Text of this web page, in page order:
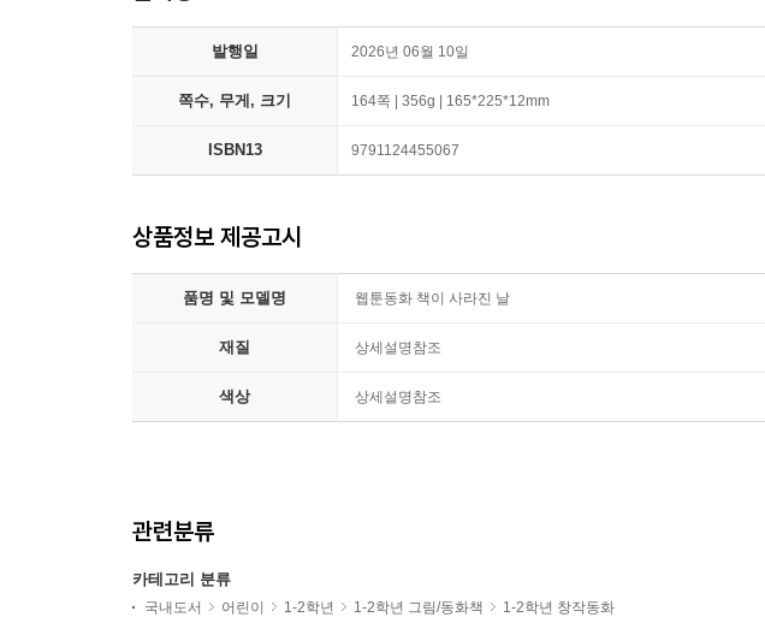
발행일 2026년 06월 10일
쪽수, 무게, 크기 164쪽 | 356g | 165*225*12mm
ISBN13 9791124455067
상품정보 제공고시
품명 및 모델명 웹툰동화 책이 사라진 날
재질 상세설명참조
색상 상세설명참조
관련분류
카테고리 분류
국내도서 어린이 1-2학년 1-2학년 그림/동화책
1-2학년 창작동화